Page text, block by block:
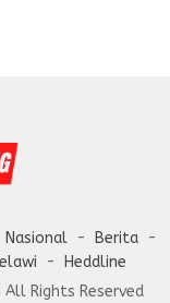
Nasional
Berita
Heddline
Rights Reserved